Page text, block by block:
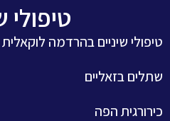
טיפולי
טיפולי שיניים בהרדמה לוקאלית
שתלים בזאליים
כירורגית הפה